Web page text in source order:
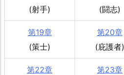
(射手)
(闘志)
第19章
(策士)
第20章
(庇護者)
第22章
第23章